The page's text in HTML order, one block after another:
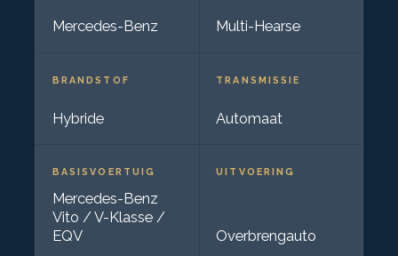
Mercedes-Benz Multi-Hearse
BRANDSTOF
Hybride
TRANSMISSIE
Automaat
BASISVOERTUIG
Mercedes-Benz
Vito / V-Klasse /
EQV
UITVOERING
Overbrengauto